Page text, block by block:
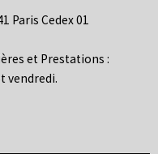
Paris Cedex 01
et Prestations :
vendredi.